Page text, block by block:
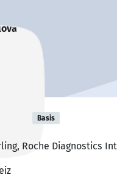
Basis
Roche Diagnostics